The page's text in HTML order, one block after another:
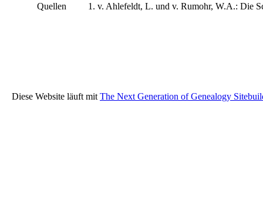
Quellen v. Ahlefeldt, L. und v. Rumohr, W.A.: Die
Diese Website läuft mit The Next Generation of Genealogy